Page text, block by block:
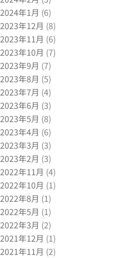
2024年1月 (6)
2023年12月 (8)
2023年11月 (6)
2023年10月 (7)
2023年9月 (7)
2023年8月 (5)
2023年7月 (4)
2023年6月 (3)
2023年5月 (8)
2023年4月 (6)
2023年3月 (3)
2023年2月 (3)
2022年11月 (4)
2022年10月 (1)
2022年8月 (1)
2022年5月 (1)
2022年3月 (2)
2021年12月 (1)
2021年11月 (2)